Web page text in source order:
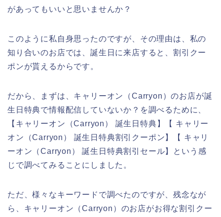
があってもいいと思いませんか？
このように私自身思ったのですが、その理由は、私の
知り合いのお店では、誕生日に来店すると、割引クー
ポンが貰えるからです。
だから、まずは、キャリーオン（Carryon）のお店が誕
生日特典で情報配信していないか？を調べるために、
【キャリーオン（Carryon） 誕生日特典】【 キャリー
オン（Carryon） 誕生日特典割引クーポン】【 キャリ
ーオン（Carryon） 誕生日特典割引セール】という感
じで調べてみることにしました。
ただ、様々なキーワードで調べたのですが、残念なが
ら、キャリーオン（Carryon）のお店がお得な割引クー